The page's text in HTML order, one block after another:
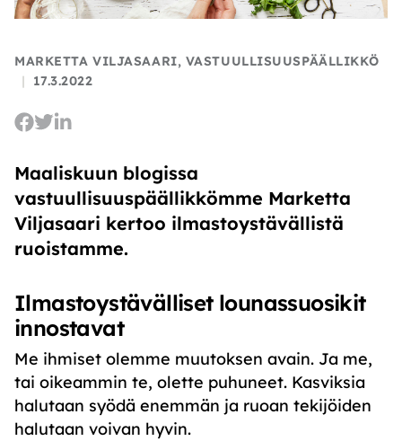
MARKETTA VILJASAARI, VASTUULLISUUSPÄÄLLIKKÖ
|
17.3.2022
Maaliskuun blogissa
vastuullisuuspäällikkömme Marketta
Viljasaari kertoo ilmastoystävällistä
ruoistamme.
Ilmastoystävälliset lounassuosikit
innostavat
Me ihmiset olemme muutoksen avain. Ja me,
tai oikeammin te, olette puhuneet. Kasviksia
halutaan syödä enemmän ja ruoan tekijöiden
halutaan voivan hyvin.